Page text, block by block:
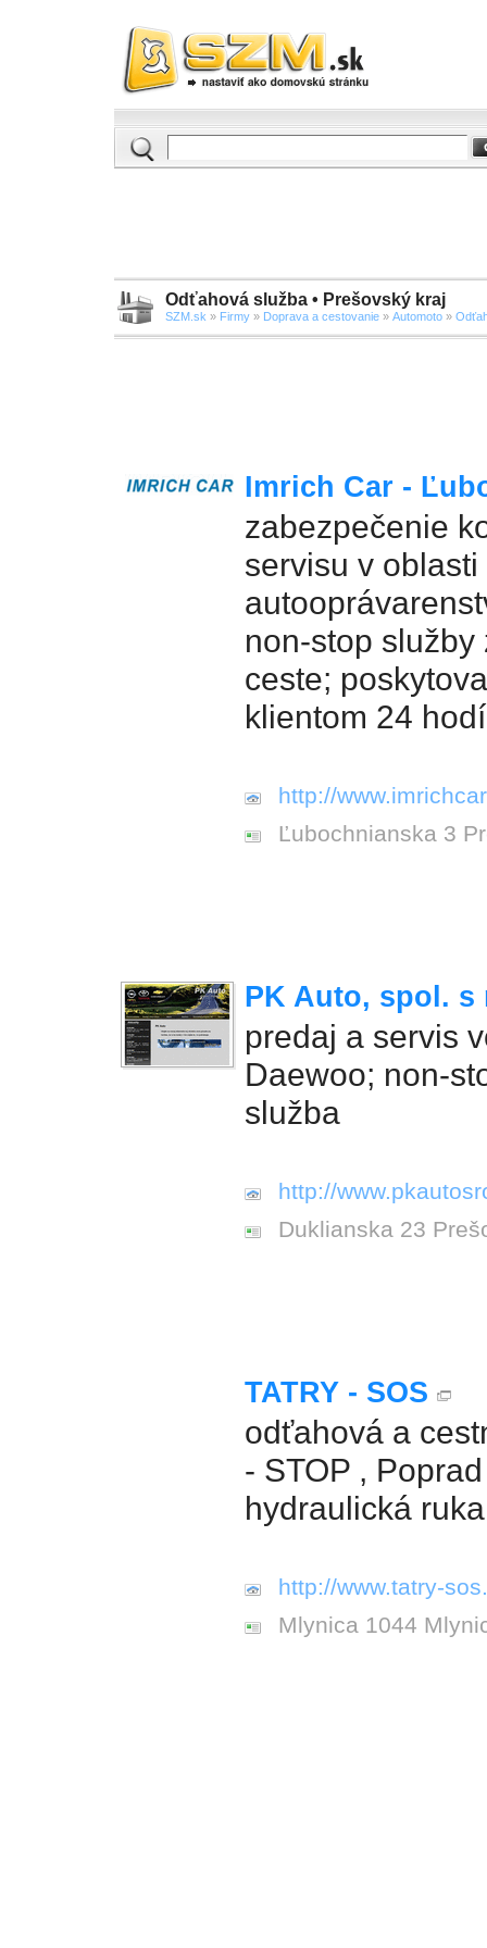
Odťahová služba • Prešovský kraj
SZM.sk » Firmy » Doprava a cestovanie » Automoto »
Imrich Car -
zabezpečenie
servisu v
non-stop služby
ceste;
klientom 24
http://
Ľubochnianska 3
PK Auto, spol. s
predaj a servis
Daewoo; non-
služba
http://
Duklianska 23
TATRY - SOS
odťahová a
- STOP ,
hydraulická ruka
http://www.tatry-
Mlynica 1044